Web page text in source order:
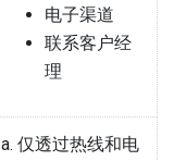
电子渠道
联系客户经
理
a. 仅透过热线和电